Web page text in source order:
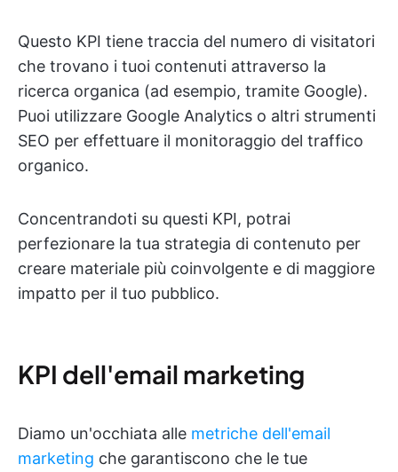
Questo KPI tiene traccia del numero di visitatori
che trovano i tuoi contenuti attraverso la
ricerca organica (ad esempio, tramite Google).
Puoi utilizzare Google Analytics o altri strumenti
SEO per effettuare il monitoraggio del traffico
organico.
Concentrandoti su questi KPI, potrai
perfezionare la tua strategia di contenuto per
creare materiale più coinvolgente e di maggiore
impatto per il tuo pubblico.
KPI dell'email marketing
Diamo un'occhiata alle metriche dell'email
marketing che garantiscono che le tue